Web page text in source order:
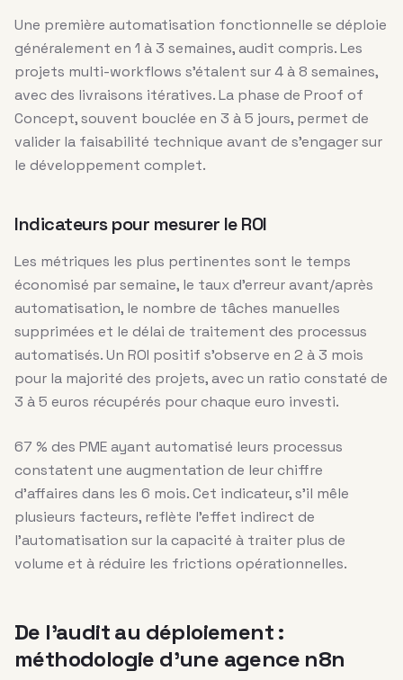
Une première automatisation fonctionnelle se déploie
généralement en 1 à 3 semaines, audit compris. Les
projets multi-workflows s’étalent sur 4 à 8 semaines,
avec des livraisons itératives. La phase de Proof of
Concept, souvent bouclée en 3 à 5 jours, permet de
valider la faisabilité technique avant de s’engager sur
le développement complet.
Indicateurs pour mesurer le ROI
Les métriques les plus pertinentes sont le temps
économisé par semaine, le taux d’erreur avant/après
automatisation, le nombre de tâches manuelles
supprimées et le délai de traitement des processus
automatisés. Un ROI positif s’observe en 2 à 3 mois
pour la majorité des projets, avec un ratio constaté de
3 à 5 euros récupérés pour chaque euro investi.
67 % des PME ayant automatisé leurs processus
constatent une augmentation de leur chiffre
d’affaires dans les 6 mois. Cet indicateur, s’il mêle
plusieurs facteurs, reflète l’effet indirect de
l’automatisation sur la capacité à traiter plus de
volume et à réduire les frictions opérationnelles.
De l’audit au déploiement :
méthodologie d’une agence n8n